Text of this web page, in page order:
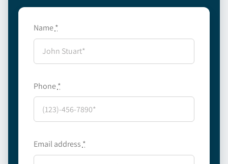
Name*
Phone*
Email address*